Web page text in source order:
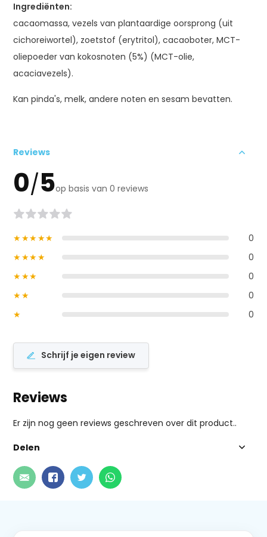
Ingrediënten:
cacaomassa, vezels van plantaardige oorsprong (uit
cichoreiwortel), zoetstof (erytritol), cacaoboter, MCT-
oliepoeder van kokosnoten (5%) (MCT-olie,
acaciavezels).
Kan pinda's, melk, andere noten en sesam bevatten.
Reviews
0/5op basis van 0 reviews
★★★★★
0
★★★★
0
★★★
0
★★
0
★
0
Schrijf je eigen review
Reviews
Er zijn nog geen reviews geschreven over dit product..
Delen